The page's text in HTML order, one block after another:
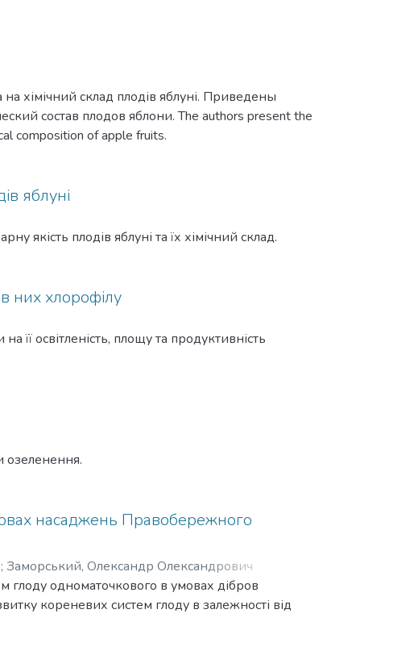
хімічний склад плодів яблуні. Приведены
состав плодов яблони. The authors present the
composition of apple fruits.
яблуні
якість плодів яблуні та їх хімічний склад.
них хлорофілу
освітленість, площу та продуктивність
озеленення.
насаджень Правобережного
; Заморський, Олександр Олександрович
глоду одноматочкового в умовах дібров
кореневих систем глоду в залежності від